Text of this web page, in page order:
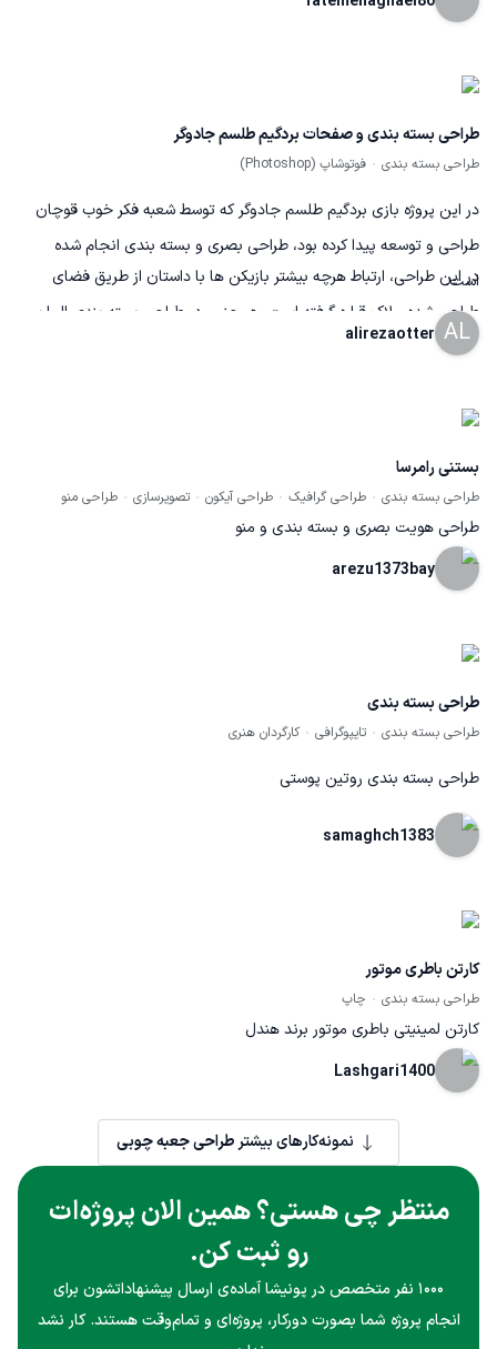
طراحی بسته بندی و صفحات بردگیم طلسم جادوگر
طراحی بسته بندی فوتوشاپ (Photoshop)
در این پروژه بازی بردگیم طلسم جادوگر که توسط شعبه فکر خوب قوچان
طراحی و توسعه پیدا کرده بود، طراحی بصری و بسته بندی انجام شده
است.
در این طراحی، ارتباط هرچه بیشتر بازیکن ها با داستان از طریق فضای
طراحی شده ملاک قراره گرفته است، همچنین در طراحی بسته بندی المان
ها و تصاویری استفاده شده که مخاطب را هرچه بهتر و راحت تر به سمت
AL
alirezaotter
بستنی رامرسا
طراحی بسته بندی طراحی گرافیک طراحی آیکون تصویرسازی طراحی منو
طراحی هویت بصری و بسته بندی و منو
arezu1373bay
طراحی بسته بندی
طراحی بسته بندی تایپوگرافی کارگردان هنری
طراحی بسته بندی روتین پوستی
samaghch1383
کارتن باطری موتور
طراحی بسته بندی چاپ
کارتن لمینیتی باطری موتور برند هندل
Lashgari1400
نمونه‌کارهای بیشتر طراحی جعبه چوبی
منتظر چی هستی؟ همین الان پروژه‌ات
رو ثبت کن.
۱۰۰۰ نفر متخصص در پونیشا آماده‌ی ارسال پیشنهاداتشون برای
انجام پروژه شما بصورت دورکار، پروژه‌ای و تمام‌وقت هستند. کار نشد